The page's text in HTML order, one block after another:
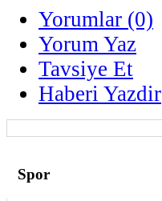
Yorumlar (0)
Yorum Yaz
Tavsiye Et
Haberi Yazdir
Spor